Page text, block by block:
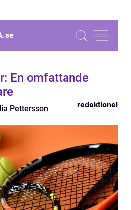
se
En omfattande
Pettersson redaktionel